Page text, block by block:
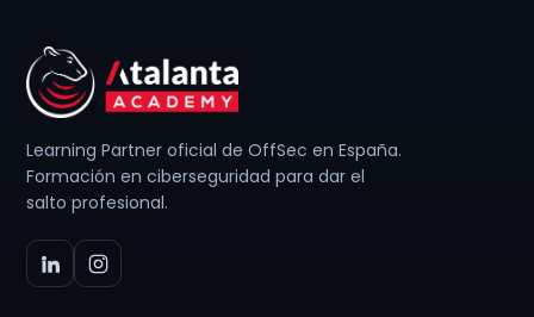
Learning Partner oficial de OffSec en España.
Formación en ciberseguridad para dar el
salto profesional.